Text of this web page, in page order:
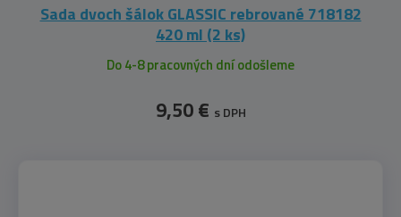
Sada dvoch šálok GLASSIC rebrované 718182
420 ml (2 ks)
Do 4-8 pracovných dní odošleme
9,50 € s DPH